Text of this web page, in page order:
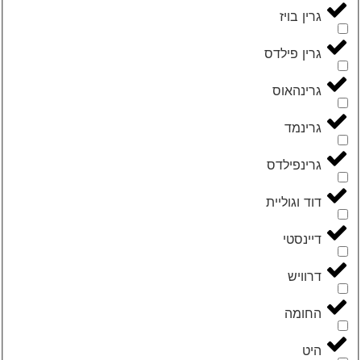
‮גרין בויז‬
‮גרין פילדס‬
‮גרינהאוס‬
‮גרינמד‬
‮גרינפילדס‬
‮דוד וגוליית‬
‮דיינסטי‬
‮דרוויש‬
‮החומה‬
‮היט‬